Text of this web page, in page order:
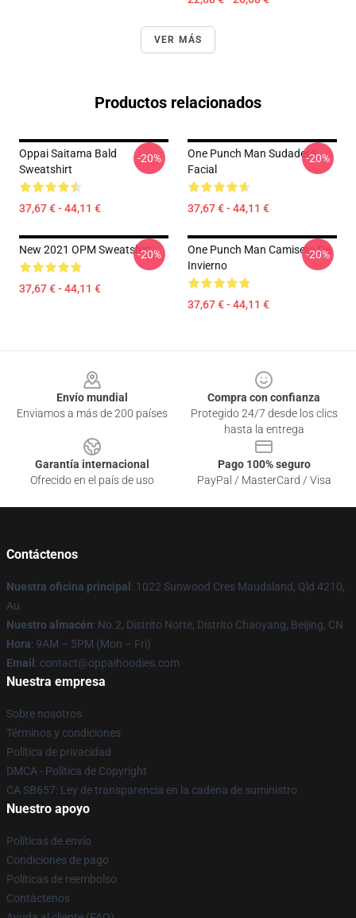
VER MÁS
Productos relacionados
Oppai Saitama Bald
Sweatshirt
37,67 € - 44,11 €
-20%
One Punch Man Sudadera
Facial
37,67 € - 44,11 €
-20%
New 2021 OPM Sweatshirt
37,67 € - 44,11 €
-20%
One Punch Man Camiseta De
Invierno
37,67 € - 44,11 €
-20%
Envío mundial
Enviamos a más de 200 países
Compra con confianza
Protegido 24/7 desde los clics
hasta la entrega
Garantía internacional
Ofrecido en el país de uso
Pago 100% seguro
PayPal / MasterCard / Visa
Contáctenos
Nuestra oficina principal : 1022 Sunwood Cres Maudsland, Qld 4210,
Au
Nuestro almacén: No.2, Distrito Norte, Distrito Chaoyang, Beijing, CN
Hora: 9AM – 5PM (Mon – Fri)
Email : contact@oppaihoodies.com
Nuestra empresa
Sobre nosotros
Términos y condiciones
Política de privacidad
DMCA - Política de Copyright
CA SB657: Ley de transparencia en la cadena de suministro
Nuestro apoyo
Políticas de envío
Condiciones de pago
Políticas de reembolso
Contáctenos